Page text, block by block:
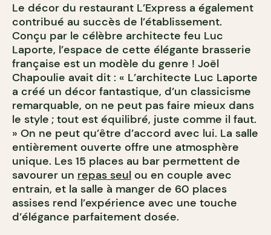
Le décor du restaurant L’Express a également
contribué au succès de l’établissement.
Conçu par le célèbre architecte feu Luc
Laporte, l’espace de cette élégante brasserie
française est un modèle du genre ! Joël
Chapoulie avait dit : « L’architecte Luc Laporte
a créé un décor fantastique, d’un classicisme
remarquable, on ne peut pas faire mieux dans
le style ; tout est équilibré, juste comme il faut.
» On ne peut qu’être d’accord avec lui. La salle
entièrement ouverte offre une atmosphère
unique. Les 15 places au bar permettent de
savourer un repas seul ou en couple avec
entrain, et la salle à manger de 60 places
assises rend l’expérience avec une touche
d’élégance parfaitement dosée.